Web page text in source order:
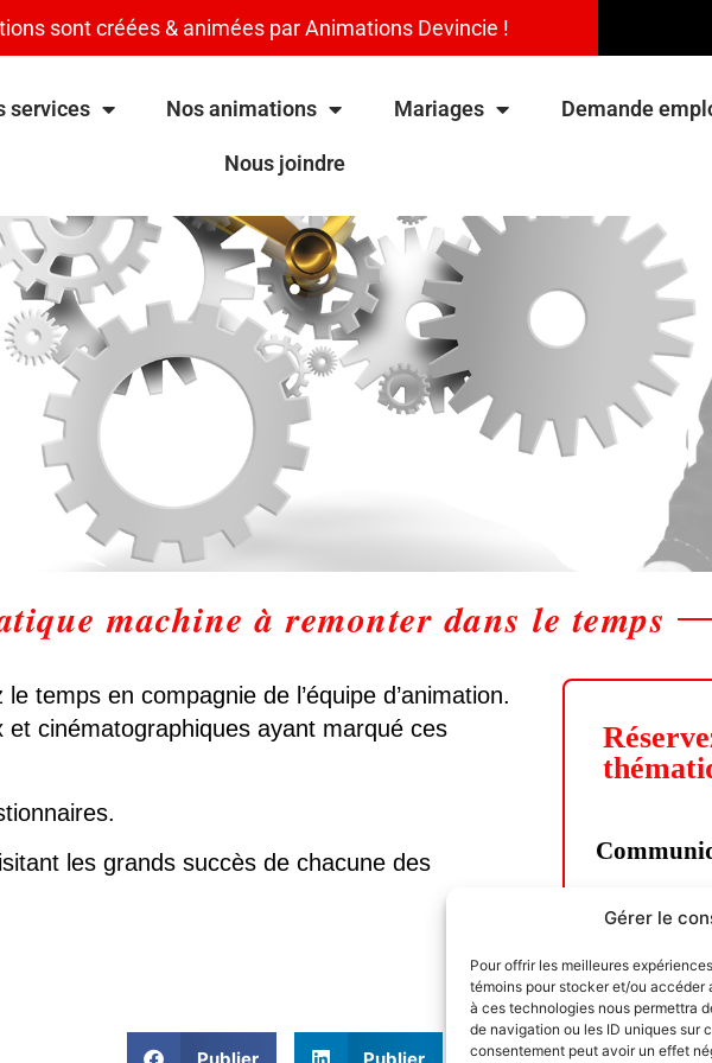
Gérer le
Pour offrir les meilleures
témoins pour stocker et/ou accéder
à ces technologies nous permettra
de navigation ou les ID uniques sur
consentement peut avoir un effet
sont créées & animées par Animations Devincie !
services Nos animations Mariages Demande
Nous joindre
machine à remonter dans le temps
temps en compagnie de l’équipe d’animation.
et cinématographiques ayant marqué ces
les grands succès de chacune des